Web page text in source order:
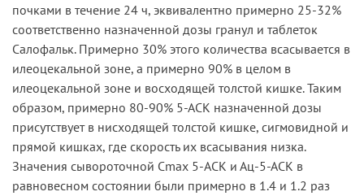
почками в течение 24 ч, эквивалентно примерно 25-32%
соответственно назначенной дозы гранул и таблеток
Салофальк. Примерно 30% этого количества всасывается в
илеоцекальной зоне, а примерно 90% в целом в
илеоцекальной зоне и восходящей толстой кишке. Таким
образом, примерно 80-90% 5-АСК назначенной дозы
присутствует в нисходящей толстой кишке, сигмовидной и
прямой кишках, где скорость их всасывания низка.
Значения сывороточной Cmax 5-АСК и Ац-5-АСК в
равновесном состоянии были примерно в 1.4 и 1.2 раз